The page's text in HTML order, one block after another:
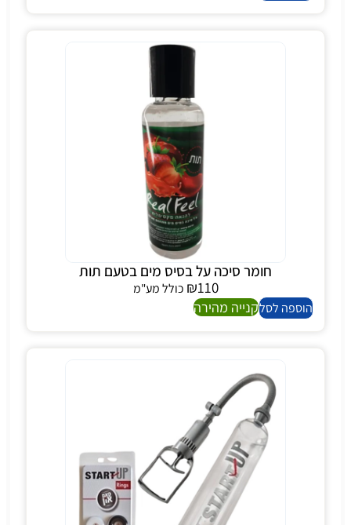
חומר סיכה על בסיס מים בטעם תות
₪110
כולל מע"מ
הוספה לסלקנייה מהירה